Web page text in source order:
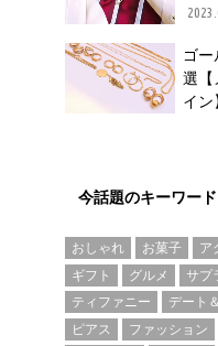
ゴー
選【
イン
今話題のキーワード
おしゃれ お菓子 ア
ギフト
グルメ サプ
ティファニー
デート
ピアス
ファッション